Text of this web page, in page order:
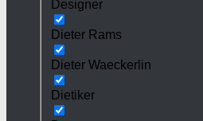
Designer
Dieter Rams
Dieter Waeckerlin
Dietiker